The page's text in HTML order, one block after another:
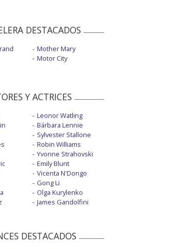
DESTACADOS
Mother Mary
Motor City
Y ACTRICES
Leonor Watling
Bárbara Lennie
Sylvester Stallone
Robin Williams
Yvonne Strahovski
Emily Blunt
Vicenta N'Dongo
Gong Li
Olga Kurylenko
James Gandolfini
DESTACADOS